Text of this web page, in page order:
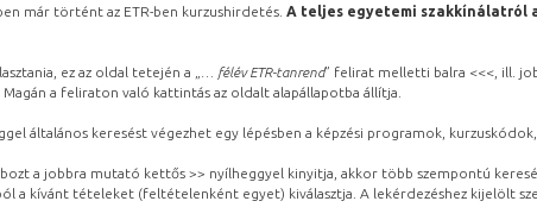
már történt az ETR-ben kurzushirdetés. A teljes egyetemi szakkínálatról
ez az oldal tetején a „ … félév ETR-tanrend” felirat melletti balra <<<, ill.
a feliraton való kattintás az oldalt alapállapotba állítja.
általános keresést végezhet egy lépésben a képzési programok,
a jobbra mutató kettős >> nyílheggyel kinyitja, akkor több szempontú
a kívánt tételeket (feltételenként egyet) kiválasztja. A lekérdezéshez kijelölt